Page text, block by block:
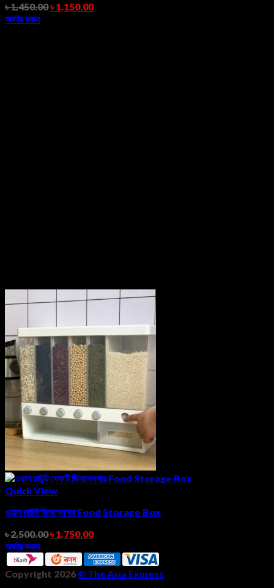
৳1,450.00৳1,150.00
অর্ডার করুন
Quick View
ওয়াল মাউন্ট ডিসপেনসার Food Storage Box
৳2,500.00৳1,750.00
অর্ডার করুন
Copyright 2026© The Asia Express